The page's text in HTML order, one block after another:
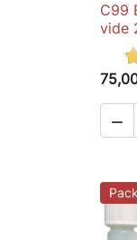
C99
vide

Pack